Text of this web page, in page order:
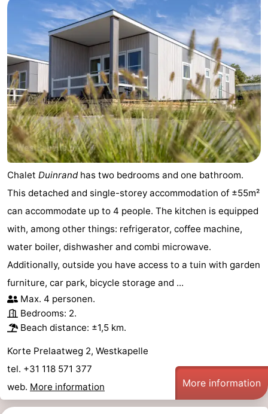
Chalet Duinrandhas two bedrooms and one bathroom.
This detached and single-storey accommodation of ±55m²
can accommodate up to 4 people. The kitchen is equipped
with, among other things: refrigerator, coffee machine,
water boiler, dishwasher and combi microwave.
Additionally, outside you have access to a tuin with garden
furniture, car park, bicycle storage and ...
Max. 4 personen.
Bedrooms: 2.
Beach distance: ±1,5 km.
Korte Prelaatweg 2, Westkapelle
tel. +31 118 571 377
web. More information More information